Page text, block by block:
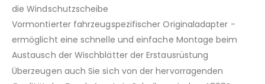
die Windschutzscheibe
Vormontierter fahrzeugspezifischer Originaladapter -
ermöglicht eine schnelle und einfache Montage beim
Austausch der Wischblätter der Erstausrüstung
Überzeugen auch Sie sich von der hervorragenden